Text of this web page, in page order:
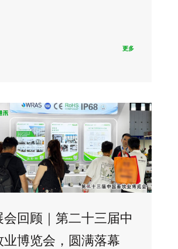
更多
会回顾｜第二十三届中
业博览会，圆满落幕